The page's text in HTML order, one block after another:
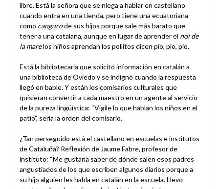
libre. Está la señora que se niega a hablar en castellano
cuando entra en una tienda, pero tiene una ecuatoriana
como cangurode sus hijos porque sale más barato que
tener a una catalana, aunque en lugar de aprender el noi de
la marelos niños aprendan los pollitos dicen pío, pío, pío.
Está la bibliotecaria que solicitó información en catalán a
una biblioteca de Oviedo y se indignó cuando la respuesta
llegó en bable. Y están los comisarios culturales que
quisieran convertir a cada maestro en un agente al servicio
de la pureza lingüística: “Vigile lo que hablan los niños en el
patio”, sería la orden del comisario.
¿Tan perseguido está el castellano en escuelas e institutos
de Cataluña? Reflexión de Jaume Fabre, profesor de
instituto: “Me gustaría saber de dónde salen esos padres
angustiados de los que escriben algunos diarios porque a
su hijo alguien les habla en catalán en la escuela. Llevo